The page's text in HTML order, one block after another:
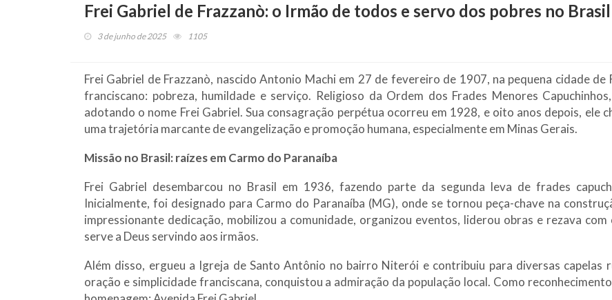
Frei Gabriel de Frazzanò: o Irmão de todos e servo dos pobres no Brasil
3 de junho de 2025 1105
Frei Gabriel de Frazzanò, nascido Antonio Machi em 27 de fevereiro de 1907, na pequena cidade
franciscano: pobreza, humildade e serviço. Religioso da Ordem dos Frades Menores
adotando o nome Frei Gabriel. Sua consagração perpétua ocorreu em 1928, e oito anos depois, ele
uma trajetória marcante de evangelização e promoção humana, especialmente em Minas Gerais.
Missão no Brasil: raízes em Carmo do Paranaíba
Frei Gabriel desembarcou no Brasil em 1936, fazendo parte da segunda leva de frades
Inicialmente, foi designado para Carmo do Paranaíba (MG), onde se tornou peça-chave na
impressionante dedicação, mobilizou a comunidade, organizou eventos, liderou obras e rezava
serve a Deus servindo aos irmãos.
Além disso, ergueu a Igreja de Santo Antônio no bairro Niterói e contribuiu para diversas capelas
oração e simplicidade franciscana, conquistou a admiração da população local. Como